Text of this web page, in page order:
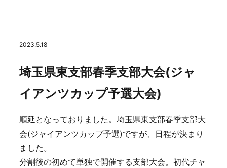
2023.5.18
埼玉県東支部春季支部大会(ジャ
イアンツカップ予選大会)
順延となっておりました。埼玉県東支部春季支部大
会(ジャイアンツカップ予選)ですが、日程が決まり
ました。
分割後の初めて単独で開催する支部大会。初代チャ